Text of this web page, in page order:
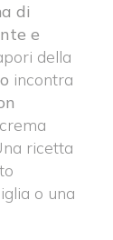
di
e
della
incontra
ricetta
o una